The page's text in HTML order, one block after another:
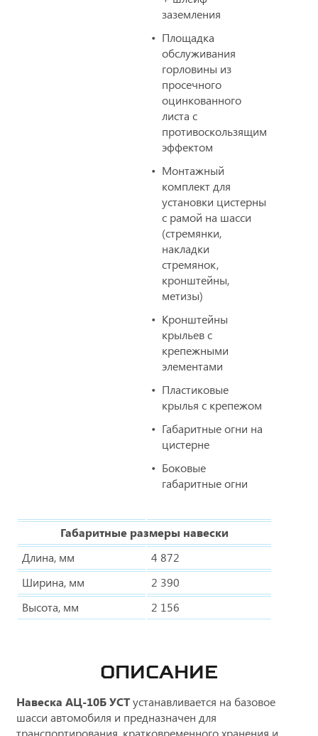
заземления
Площадка
обслуживания
горловины из
просечного
оцинкованного
листа с
противоскользящим
эффектом
Монтажный
комплект для
установки цистерны
с рамой на шасси
(стремянки,
накладки
стремянок,
кронштейны,
метизы)
Кронштейны
крыльев с
крепежными
элементами
Пластиковые
крылья с крепежом
Габаритные огни на
цистерне
Боковые
габаритные огни
Габаритные размеры навески
Длина, мм
4 872
Ширина, мм
2 390
Высота, мм
2 156
ОПИСАНИЕ
Навеска АЦ-10Б УСТустанавливается на базовое
шасси автомобиля и предназначен для
транспортирования, кратковременного хранения и